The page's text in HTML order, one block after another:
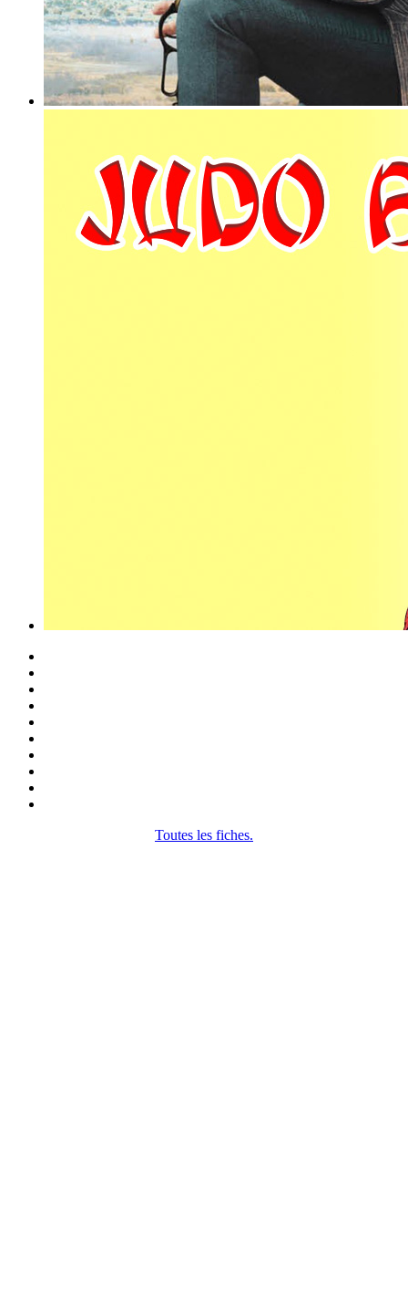
Toutes les fiches.